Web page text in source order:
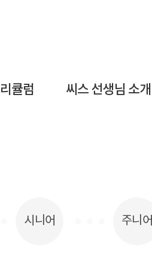
큘럼 씨스 선생님 소개
시니어 주니어